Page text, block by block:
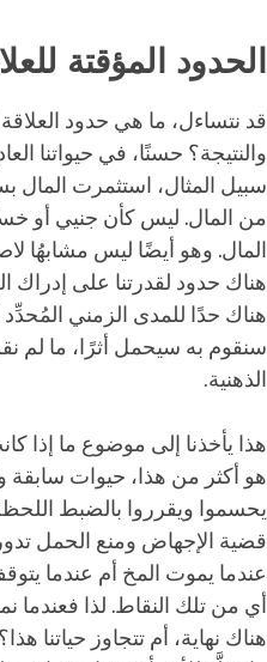
الحدود المؤقتة
قد نتساءل، ما هي حدود
والنتيجة؟ حسنًا، في حيواتنا
سبيل المثال، استثمرت المال
من المال. ليس كأن جنيي أو
المال. وهو أيضًا ليس مشابهُا
هناك حدود لقدرتنا على إدراك
هناك حدًا للمدى الزمني المُحدِّد
سنقوم به سيحمل أثرًا، ما لم
الذهنية.
هذا يأخذنا إلى موضوع ما إذا
هو أكثر من هذا، حيوات سابقة
يحسموا ويقرروا بالضبط اللحظة
قضية الإجهاض ومنع الحمل
عندما يموت المخ أم عندما
أي من تلك النقاط. لذا فعندما
هناك نهاية، أم تتجاوز حياتنا